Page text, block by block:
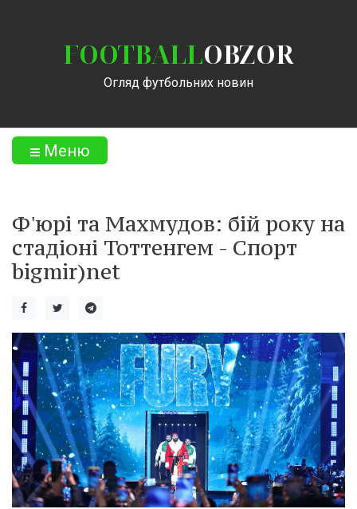
FOOTBALLOBZOR
Огляд футбольних новин
Меню
Ф'юрі та Махмудов: бій року на
стадіоні Тоттенгем - Спорт
bigmir)net